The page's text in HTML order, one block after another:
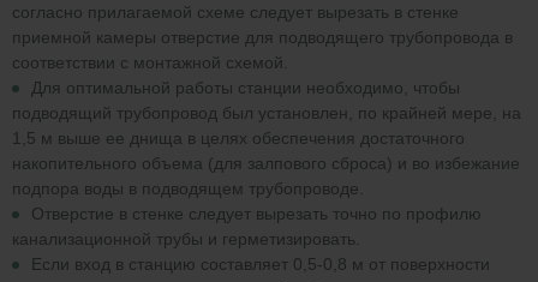
согласно прилагаемой схеме следует вырезать в стенке
приемной камеры отверстие для подводящего трубопровода в
соответствии с монтажной схемой.
Для оптимальной работы станции необходимо, чтобы
подводящий трубопровод был установлен, по крайней мере, на
1,5 м выше ее днища в целях обеспечения достаточного
накопительного объема (для залпового сброса) и во избежание
подпора воды в подводящем трубопроводе.
Отверстие в стенке следует вырезать точно по профилю
канализационной трубы и герметизировать.
Если вход в станцию составляет 0,5-0,8 м от поверхности